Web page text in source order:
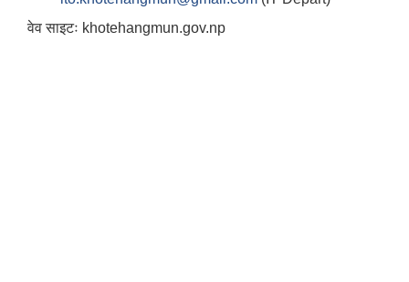
वेव साइटः khotehangmun.gov.np